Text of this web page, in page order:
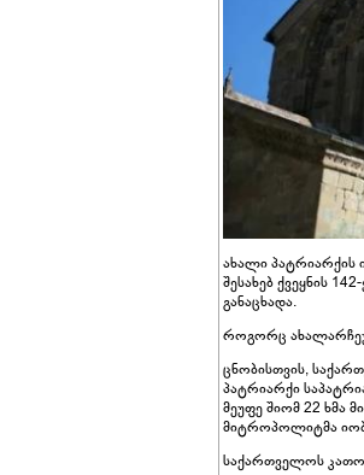
ახალი პატრიარქის
შესახებ ქვეყნის
განაცხადა.
როგორც
ცნობისთვის,
პატრიარქი
მეუფე შიომ 22 ხმა
მიტროპოლიტმა
საქართველოს